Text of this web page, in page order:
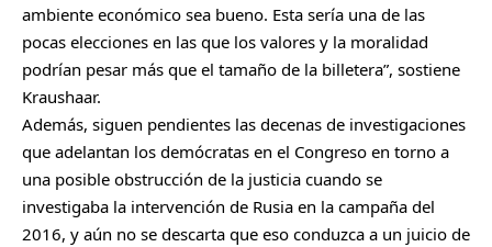
ambiente económico sea bueno. Esta sería una de las
pocas elecciones en las que los valores y la moralidad
podrían pesar más que el tamaño de la billetera”, sostiene
Kraushaar.
Además, siguen pendientes las decenas de investigaciones
que adelantan los demócratas en el Congreso en torno a
una posible obstrucción de la justicia cuando se
investigaba la intervención de Rusia en la campaña del
2016, y aún no se descarta que eso conduzca a un juicio de